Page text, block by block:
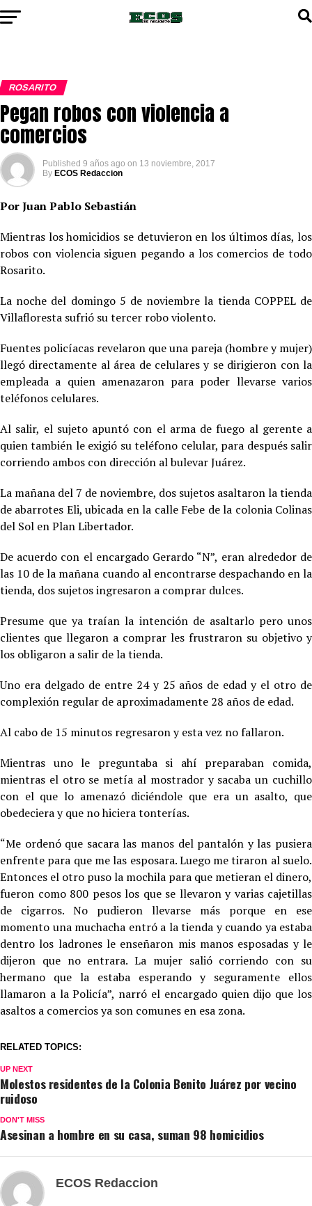
ROSARITO
Pegan robos con violencia a
comercios
Published 9 años ago on 13 noviembre, 2017
By ECOS Redaccion
Por Juan Pablo Sebastián
Mientras los homicidios se detuvieron en los últimos días, los
robos con violencia siguen pegando a los comercios de todo
Rosarito.
La noche del domingo 5 de noviembre la tienda COPPEL de
Villafloresta sufrió su tercer robo violento.
Fuentes policíacas revelaron que una pareja (hombre y mujer)
llegó directamente al área de celulares y se dirigieron con la
empleada a quien amenazaron para poder llevarse varios
teléfonos celulares.
Al salir, el sujeto apuntó con el arma de fuego al gerente a
quien también le exigió su teléfono celular, para después salir
corriendo ambos con dirección al bulevar Juárez.
La mañana del 7 de noviembre, dos sujetos asaltaron la tienda
de abarrotes Eli, ubicada en la calle Febe de la colonia Colinas
del Sol en Plan Libertador.
De acuerdo con el encargado Gerardo “N”, eran alrededor de
las 10 de la mañana cuando al encontrarse despachando en la
tienda, dos sujetos ingresaron a comprar dulces.
Presume que ya traían la intención de asaltarlo pero unos
clientes que llegaron a comprar les frustraron su objetivo y
los obligaron a salir de la tienda.
Uno era delgado de entre 24 y 25 años de edad y el otro de
complexión regular de aproximadamente 28 años de edad.
Al cabo de 15 minutos regresaron y esta vez no fallaron.
Mientras uno le preguntaba si ahí preparaban comida,
mientras el otro se metía al mostrador y sacaba un cuchillo
con el que lo amenazó diciéndole que era un asalto, que
obedeciera y que no hiciera tonterías.
“Me ordenó que sacara las manos del pantalón y las pusiera
enfrente para que me las esposara. Luego me tiraron al suelo.
Entonces el otro puso la mochila para que metieran el dinero,
fueron como 800 pesos los que se llevaron y varias cajetillas
de cigarros. No pudieron llevarse más porque en ese
momento una muchacha entró a la tienda y cuando ya estaba
dentro los ladrones le enseñaron mis manos esposadas y le
dijeron que no entrara. La mujer salió corriendo con su
hermano que la estaba esperando y seguramente ellos
llamaron a la Policía”, narró el encargado quien dijo que los
asaltos a comercios ya son comunes en esa zona.
RELATED TOPICS:
UP NEXT
Molestos residentes de la Colonia Benito Juárez por vecino
ruidoso
DON'T MISS
Asesinan a hombre en su casa, suman 98 homicidios
ECOS Redaccion